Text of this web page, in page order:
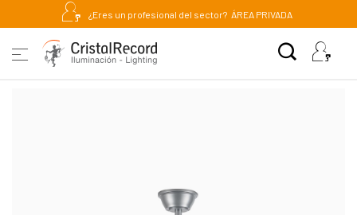
¿Eres un profesional del sector? ÁREA PRIVADA